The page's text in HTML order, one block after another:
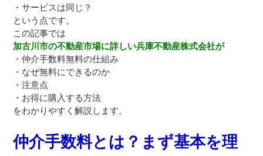
・サービスは同じ？
という点です。
この記事では
加古川市の不動産市場に詳しい兵庫不動産株式会社が
・仲介手数料無料の仕組み
・なぜ無料にできるのか
・注意点
・お得に購入する方法
をわかりやすく解説します。
仲介手数料とは？まず基本を理